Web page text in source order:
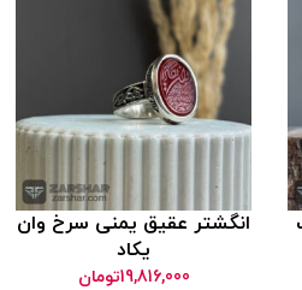
انگشتر عقیق یمنی سرخ وان
19,816,000تومان